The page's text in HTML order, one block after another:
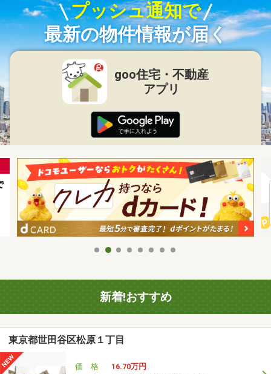
プッシュ通知で
最新の物件情報が届く
goo住宅・不動産
アプリ
新着!おすすめ
東京都世田谷区松原１丁目
価 格
16.70万円